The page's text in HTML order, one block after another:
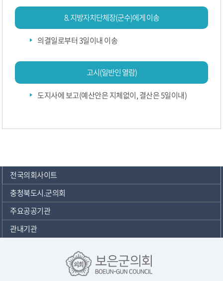
8. 지방자치단체장(군수)에게 이송
의결일로부터 3일이내 이송
고시(일반인 열람)
도지사에 보고(예산안은 지체없이, 결산은 5일이내)
전국의회사이트
충청북도시.군의회
주요공공기관
관내기관